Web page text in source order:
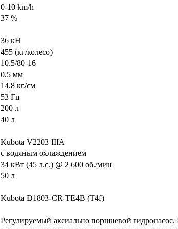
0-10 km/h
37 %
36 кН
455 (кг/колесо)
10.5/80-16
0,5 мм
14,8 кг/см
53 Гц
200 л
40 л
Kubota V2203 IIIA
с водяным охлаждением
34 кВт (45 л.с.) @ 2 600 об./мин
50 л
Kubota D1803-CR-TE4B (T4f)
Регулируемый аксиально поршневой